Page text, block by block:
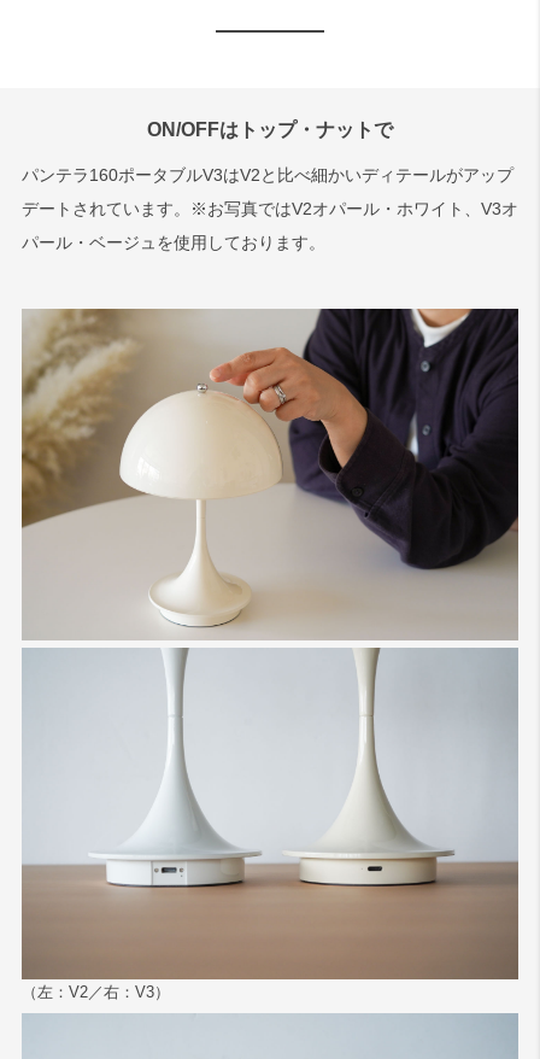
ON/OFFはトップ・ナットで
パンテラ160ポータブルV3はV2と比べ細かいディテールがアップ
デートされています。※お写真ではV2オパール・ホワイト、V3オ
パール・ベージュを使用しております。
（左：V2／右：V3）